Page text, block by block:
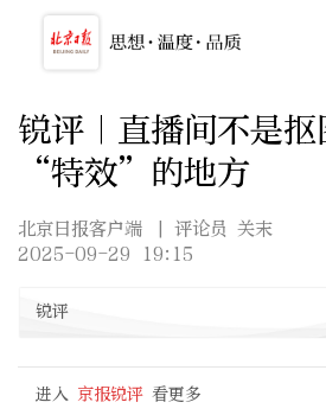
锐评｜直播间不是
“特效”的地方
北京日报客户端
| 评论员 关末
2025-09-29 19:15
锐评
进入 京报锐评 看更多